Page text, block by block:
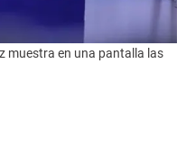
muestra en una pantalla las